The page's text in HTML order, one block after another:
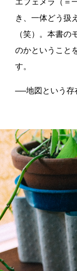
エフェメラ（＝
き、一体どう扱
（笑）。本書
のかということ
す。
──地図という存